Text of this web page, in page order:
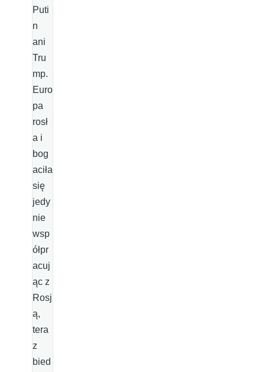
Puti
n
ani
Tru
mp.
Euro
pa
rosł
a i
bog
aciła
się
jedy
nie
wsp
ółpr
acuj
ąc z
Rosj
ą,
tera
z
bied